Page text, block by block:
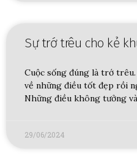
Sự trớ trêu cho kẻ
Cuộc sống đúng là trớ
về những điều tốt đẹp rồi
Những điều không tưởng và
29/06/2024